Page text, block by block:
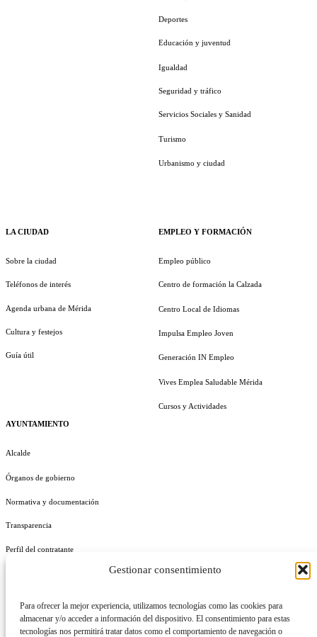
Gestionar consentimiento
Para ofrecer la mejor experiencia, utilizamos tecnologías como las cookies para
almacenar y/o acceder a información del dispositivo. El consentimiento para estas
tecnologías nos permitirá tratar datos como el comportamiento de navegación o
LA CIUDAD
Sobre la ciudad
Teléfonos de interés
Agenda urbana de Mérida
Cultura y festejos
Guía útil
AYUNTAMIENTO
Alcalde
Órganos de gobierno
Normativa y documentación
Transparencia
Perfil del contratante
Deportes
Educación y juventud
Igualdad
Seguridad y tráfico
Servicios Sociales y Sanidad
Turismo
Urbanismo y ciudad
EMPLEO Y FORMACIÓN
Empleo público
Centro de formación la Calzada
Centro Local de Idiomas
Impulsa Empleo Joven
Generación IN Empleo
Vives Emplea Saludable Mérida
Cursos y Actividades